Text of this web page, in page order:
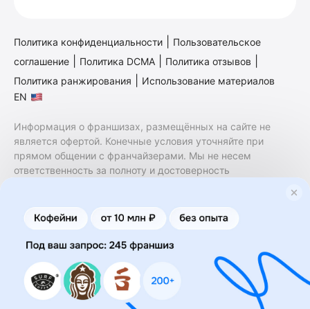
Политика конфиденциальности
Пользовательское
соглашение
Политика DCMA Политика отзывов
Политика ранжирования
Использование материалов
EN
Информация о франшизах, размещённых на сайте не
является офертой. Конечные условия уточняйте при
прямом общении с франчайзерами. Мы не несем
ответственность за полноту и достоверность
финансовые услуги. Заключение договоров
коммерческой концессии (франчайзинга) осуществляется
правообладателями/их представителями. Бизнесменс.ру
не является посредником или представителем
правообладателя и не несет ответственность за условия
предоставления франшизы и действия лиц,
осуществленные на основании информации, имеющейся